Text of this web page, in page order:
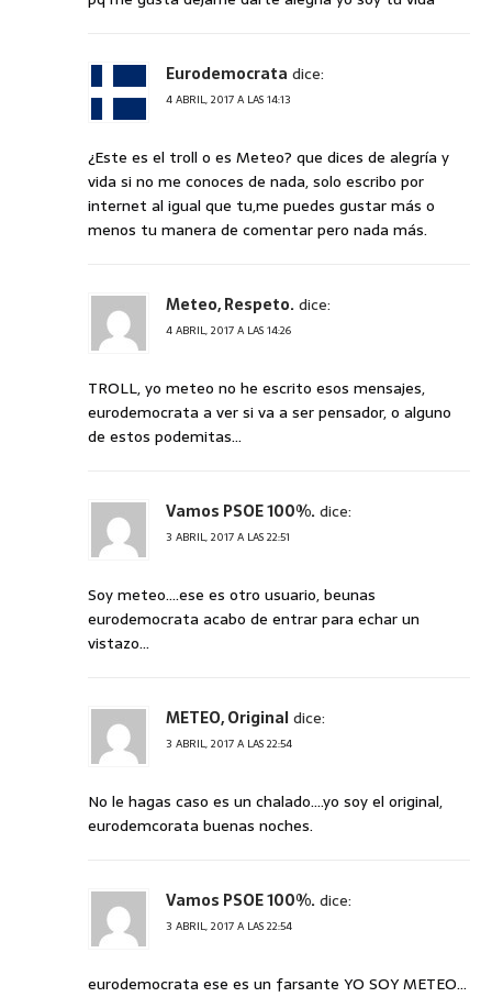
Eurodemocrata dice:
4 ABRIL, 2017 A LAS 14:13
¿Este es el troll o es Meteo? que dices de alegría y
vida si no me conoces de nada, solo escribo por
internet al igual que tu,me puedes gustar más o
menos tu manera de comentar pero nada más.
Meteo, Respeto.dice:
4 ABRIL, 2017 A LAS 14:26
TROLL, yo meteo no he escrito esos mensajes,
eurodemocrata a ver si va a ser pensador, o alguno
de estos podemitas…
Vamos PSOE 100%.dice:
3 ABRIL, 2017 A LAS 22:51
Soy meteo….ese es otro usuario, beunas
eurodemocrata acabo de entrar para echar un
vistazo…
METEO, Originaldice:
3 ABRIL, 2017 A LAS 22:54
No le hagas caso es un chalado….yo soy el original,
eurodemcorata buenas noches.
Vamos PSOE 100%.dice:
3 ABRIL, 2017 A LAS 22:54
eurodemocrata ese es un farsante YO SOY METEO…